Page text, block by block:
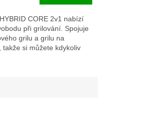
CORE 2v1 nabízí
při grilování. Spojuje
grilu a grilu na
takže si můžete kdykoliv